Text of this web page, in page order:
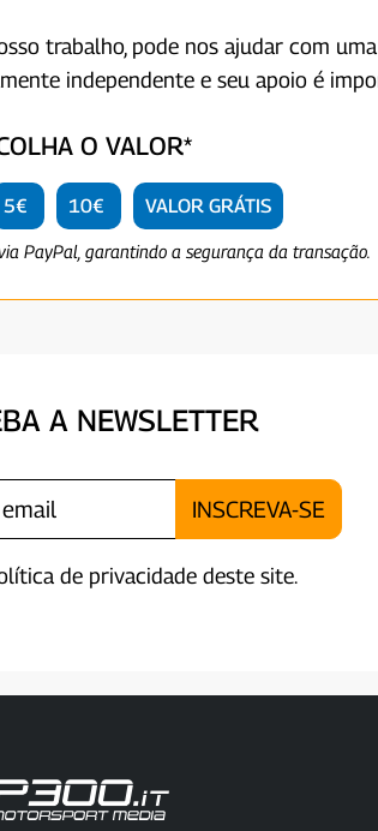
trabalho, pode nos ajudar com
independente e seu apoio é
O VALOR*
5€ 10€ VALOR GRÁTIS
PayPal, garantindo a segurança da transação.
A NEWSLETTER
de privacidade deste site.